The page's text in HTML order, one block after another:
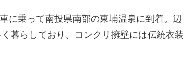
に乗って南投県南部の東埔温泉に到着。辺
暮らしており、コンクリ擁壁には伝統衣装